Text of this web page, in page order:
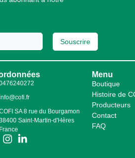
Souscrire
SA 8 rue du Bourgamon
Saint-Martin-d'Hères
France
Menu
Boutique
Histoire de
Producteurs
Contact
FAQ